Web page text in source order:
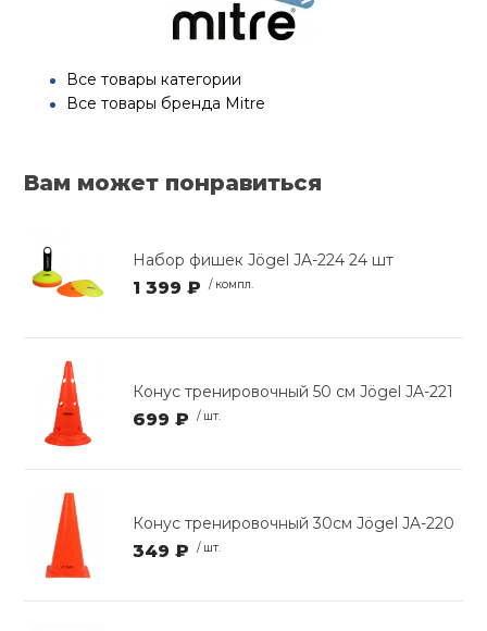
Все товары категории
Все товары бренда Mitre
Вам может понравиться
Набор фишек Jögel JA-224 24 шт
1 399 ₽ / компл.
Конус тренировочный 50 см Jögel JA-221
699 ₽ / шт.
Конус тренировочный 30см Jögel JA-220
349 ₽ / шт.